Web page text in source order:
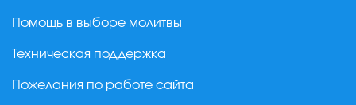
Помощь в выборе молитвы
Техническая поддержка
Пожелания по работе сайта